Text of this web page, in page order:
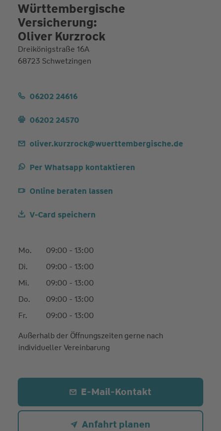
Württembergische
Versicherung:
Oliver Kurzrock
Dreikönigstraße 16A
68723 Schwetzingen
06202 24616
06202 24570
oliver.kurzrock@wuerttembergische.de
Per Whatsapp kontaktieren
Online beraten lassen
V-Card speichern
Mo.
09:00 - 13:00
Di.
09:00 - 13:00
Mi.
09:00 - 13:00
Do.
09:00 - 13:00
Fr.
09:00 - 13:00
Außerhalb der Öffnungszeiten gerne nach
individueller Vereinbarung
E-Mail-Kontakt
Anfahrt planen